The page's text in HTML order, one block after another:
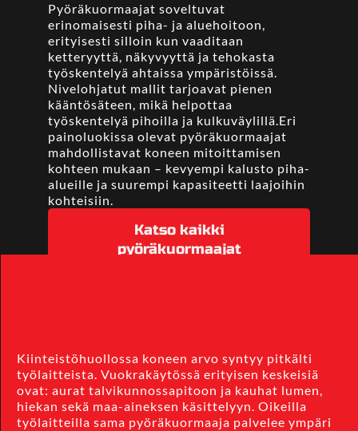
Pyöräkuormaajat soveltuvat
erinomaisesti piha- ja aluehoitoon,
erityisesti silloin kun vaaditaan
ketteryyttä, näkyvyyttä ja tehokasta
työskentelyä ahtaissa ympäristöissä.
Nivelohjatut mallit tarjoavat pienen
kääntösäteen, mikä helpottaa
työskentelyä pihoilla ja kulkuväylillä.Eri
painoluokissa olevat pyöräkuormaajat
mahdollistavat koneen mitoittamisen
kohteen mukaan – kevyempi kalusto piha-
alueille ja suurempi kapasiteetti laajoihin
kohteisiin.
Katso kaikki
pyöräkuormaajat
Kiinteistöhuollossa koneen arvo syntyy pitkälti
työlaitteista. Vuokrakäytössä erityisen keskeisiä
ovat: aurat talvikunnossapitoon ja kauhat lumen,
hiekan sekä maa-aineksen käsittelyyn. Oikeilla
työlaitteilla sama pyöräkuormaaja palvelee ympäri